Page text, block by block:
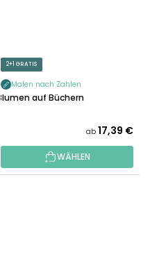
2+1 GRATIS
Malen nach Zahlen
Blumen auf Büchern
ab 17,39 €
WÄHLEN